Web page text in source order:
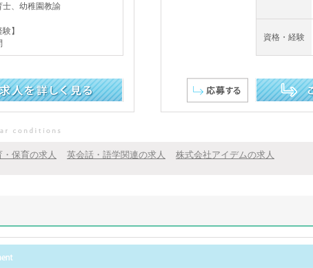
士、幼稚園教諭
験】
資格・経験
・保育の求人 英会話・語学関連の求人 株式会社アイデムの求人